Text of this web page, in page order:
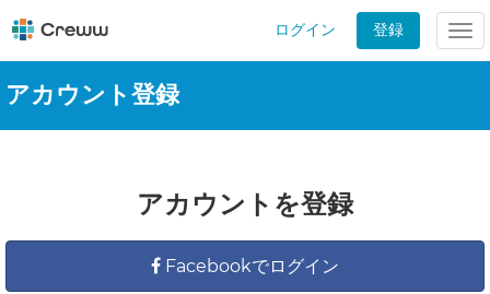
ログイン 登録
アカウント登録
アカウントを登録
Facebookでログイン